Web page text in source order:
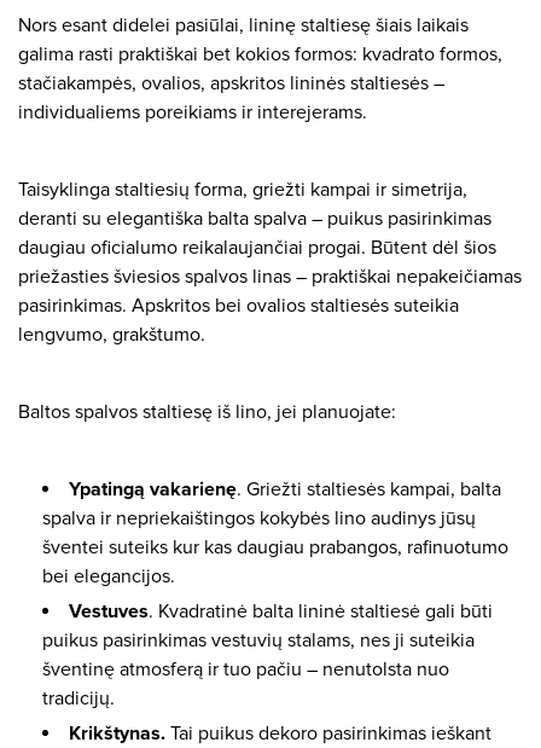
Nors esant didelei pasiūlai, lininę staltiesę šiais laikais
galima rasti praktiškai bet kokios formos: kvadrato formos,
stačiakampės, ovalios, apskritos lininės staltiesės –
individualiems poreikiams ir interejerams.
Taisyklinga staltiesių forma, griežti kampai ir simetrija,
deranti su elegantiška balta spalva – puikus pasirinkimas
daugiau oficialumo reikalaujančiai progai. Būtent dėl ​​šios
priežasties šviesios spalvos linas – praktiškai nepakeičiamas
pasirinkimas. Apskritos bei ovalios staltiesės suteikia
lengvumo, grakštumo.
Baltos spalvos staltiesę iš lino, jei planuojate:
Ypatingą vakarienę. Griežti staltiesės kampai, balta
spalva ir nepriekaištingos kokybės lino audinys jūsų
šventei suteiks kur kas daugiau prabangos, rafinuotumo
bei elegancijos.
Vestuves. Kvadratinė balta lininė staltiesė gali būti
puikus pasirinkimas vestuvių stalams, nes ji suteikia
šventinę atmosferą ir tuo pačiu – nenutolsta nuo
tradicijų.
Krikštynas. Tai puikus dekoro pasirinkimas ieškant